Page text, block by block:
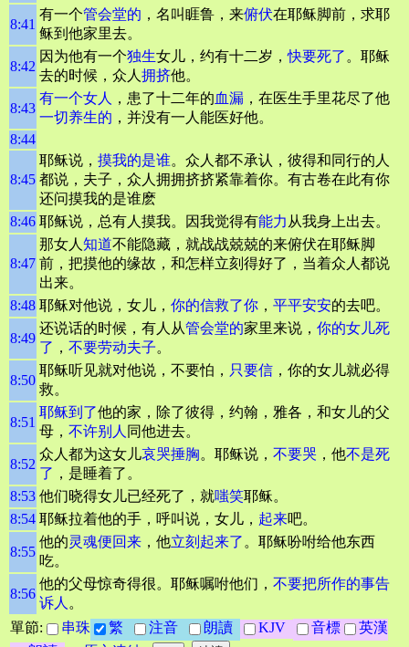
8:41
有一个管会堂的 ，名叫睚鲁，来俯伏在耶稣脚前，求耶
稣到他家里去。
8:42
因为他有一个独生女儿，约有十二岁，快要死了 。耶稣
去的时候，众人 拥挤他。
8:43
有一个女人 ，患了十二年的血漏 ，在医生手里花尽了他
一切养生的 ，并没有一人能医好他。
8:44
8:45
耶稣说， 摸我的是谁。众人都不承认，彼得和同行的人
都说，夫子，众人拥拥挤挤紧靠着你。有古卷在此有你
还问摸我的是谁麽
8:46 耶稣说，总有人摸我。因我觉得有能力 从我身上出去。
8:47
那女人 知道不能隐藏，就战战兢兢的来俯伏在耶稣脚
前，把摸他的缘故，和怎样立刻得好了，当着众人都说
出来。
8:48 耶稣对他说，女儿， 你的信救了你 ， 平平安安的去吧。
8:49
还说话的时候，有人从管会堂的家里来说， 你的女儿死
了 ， 不要劳动夫子。
8:50
耶稣听见就对他说，不要怕， 只要信 ，你的女儿就必得
救。
8:51
耶稣到了他的家，除了彼得，约翰，雅各，和女儿的父
母， 不许别人 同他进去。
8:52
众人都为这女儿哀哭捶胸。耶稣说， 不要哭 ，他不是死
了 ，是睡着了。
8:53 他们晓得女儿已经死了，就嗤笑耶稣。
8:54 耶稣拉着他的手，呼叫说，女儿， 起来吧。
8:55
他的灵魂便回来 ，他立刻起来了 。耶稣吩咐给他东西
吃。
8:56
他的父母惊奇得很。耶稣嘱咐他们， 不要把所作的事告
诉人 。
單節:
串珠 繁 注音 朗讀 KJV 音標
英漢